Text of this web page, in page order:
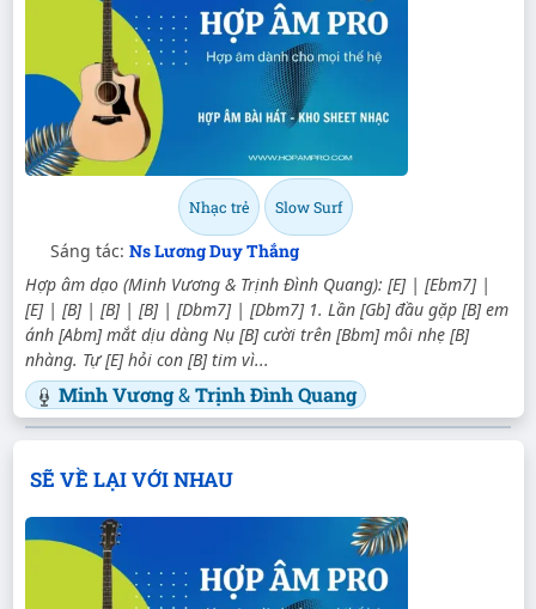
Nhạc trẻ Slow Surf
Sáng tác: Ns Lương Duy Thắng
Hợp âm dạo (Minh Vương & Trịnh Đình Quang): [E] | [Ebm7] |
[E] | [B] | [B] | [B] | [Dbm7] | [Dbm7] 1. Lần [Gb] đầu gặp [B] em
ánh [Abm] mắt dịu dàng Nụ [B] cười trên [Bbm] môi nhẹ [B]
nhàng. Tự [E] hỏi con [B] tim vì...
Minh Vương&Trịnh Đình Quang
SẼ VỀ LẠI VỚI NHAU